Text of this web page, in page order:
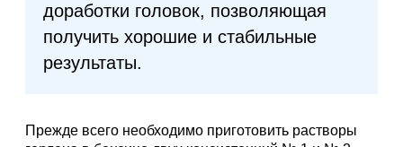
доработки головок, позволяющая
получить хорошие и стабильные
результаты.
Прежде всего необходимо приготовить растворы